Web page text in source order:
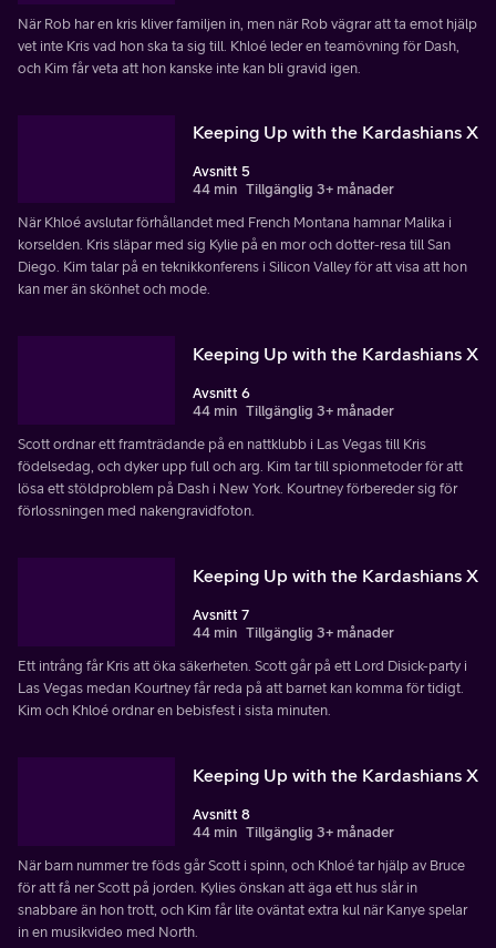
När Rob har en kris kliver familjen in, men när Rob vägrar att ta emot hjälp
vet inte Kris vad hon ska ta sig till. Khloé leder en teamövning för Dash,
och Kim får veta att hon kanske inte kan bli gravid igen.
Keeping Up with the Kardashians X
Avsnitt 5
44 min Tillgänglig 3+ månader
När Khloé avslutar förhållandet med French Montana hamnar Malika i
korselden. Kris släpar med sig Kylie på en mor och dotter-resa till San
Diego. Kim talar på en teknikkonferens i Silicon Valley för att visa att hon
kan mer än skönhet och mode.
Keeping Up with the Kardashians X
Avsnitt 6
44 min Tillgänglig 3+ månader
Scott ordnar ett framträdande på en nattklubb i Las Vegas till Kris
födelsedag, och dyker upp full och arg. Kim tar till spionmetoder för att
lösa ett stöldproblem på Dash i New York. Kourtney förbereder sig för
förlossningen med nakengravidfoton.
Keeping Up with the Kardashians X
Avsnitt 7
44 min Tillgänglig 3+ månader
Ett intrång får Kris att öka säkerheten. Scott går på ett Lord Disick-party i
Las Vegas medan Kourtney får reda på att barnet kan komma för tidigt.
Kim och Khloé ordnar en bebisfest i sista minuten.
Keeping Up with the Kardashians X
Avsnitt 8
44 min Tillgänglig 3+ månader
När barn nummer tre föds går Scott i spinn, och Khloé tar hjälp av Bruce
för att få ner Scott på jorden. Kylies önskan att äga ett hus slår in
snabbare än hon trott, och Kim får lite oväntat extra kul när Kanye spelar
in en musikvideo med North.